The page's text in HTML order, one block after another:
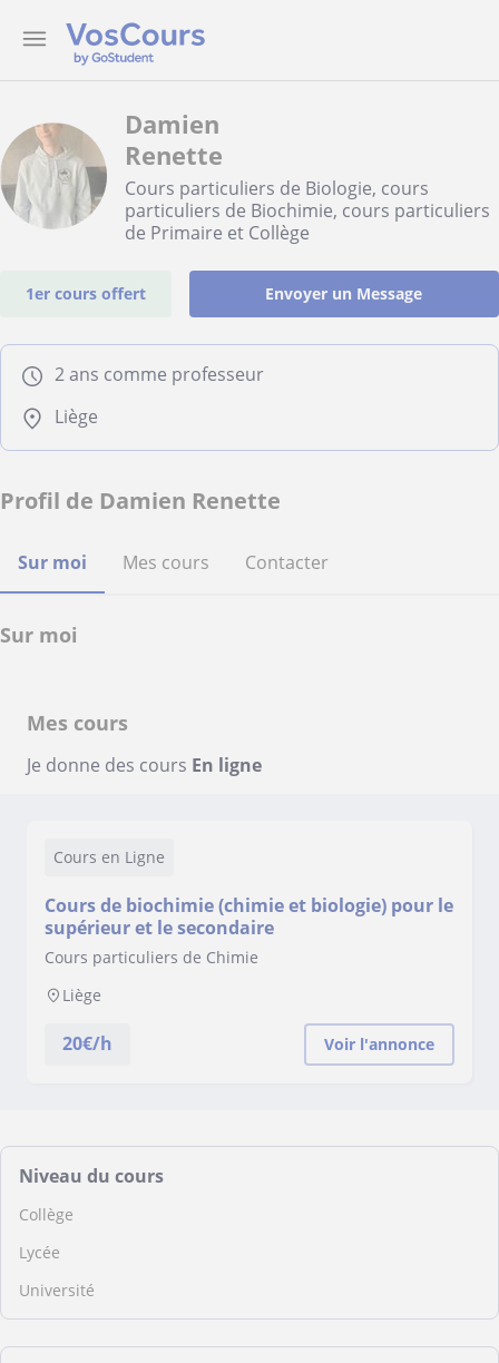
Damien
Renette
Cours particuliers de Biologie, cours
particuliers de Biochimie, cours particuliers
de Primaire et Collège
1er cours offert Envoyer un Message
2 ans comme professeur
Liège
Profil de Damien Renette
Sur moi Mes cours Contacter
Sur moi
Mes cours
Je donne des cours En ligne
Cours en Ligne
Cours de biochimie (chimie et biologie) pour le
supérieur et le secondaire
Cours particuliers de Chimie
Liège
20€/h Voir l'annonce
Niveau du cours
Collège
Lycée
Université